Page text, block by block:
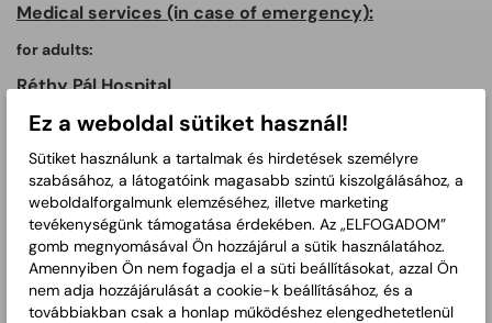
Medical services (in case of emergency):
for adults:
Réthy Pál Hospital
address: 18 Gyulai út, 5600 Békéscsaba
(inside the building for internal medicine, ground floor)
phone: +36 66 555 424
for children & infants:
Réthy Pál Hospital
address: 18 Gyulai út, 5600 Békéscsaba
Ez a weboldal sütiket használ!
Sütiket használunk a tartalmak és hirdetések személyre
szabásához, a látogatóink magasabb szintű kiszolgálásához, a
weboldalforgalmunk elemzéséhez, illetve marketing
tevékenységünk támogatása érdekében. Az „ELFOGADOM”
gomb megnyomásával Ön hozzájárul a sütik használatához.
Amennyiben Ön nem fogadja el a süti beállításokat, azzal Ön
nem adja hozzájárulását a cookie-k beállításához, és a
továbbiakban csak a honlap működéshez elengedhetetlenül